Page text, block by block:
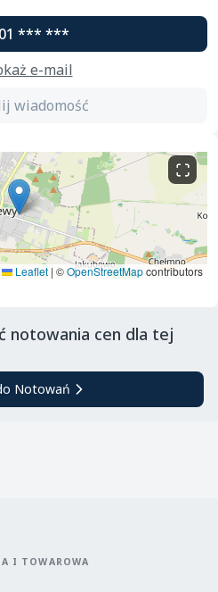
*** ***
e-mail
wiadomość
Leaflet | ©OpenStreetMapcontributors
notowania cen dla tej
Notowań
I TOWAROWA